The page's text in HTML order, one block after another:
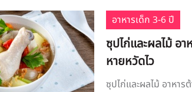
อาหารเด็ก 3-6 ปี
ซุปไก่และผลไม้ อ
หายหวัดไว
ซุปไก่และผลไม้ อาหา